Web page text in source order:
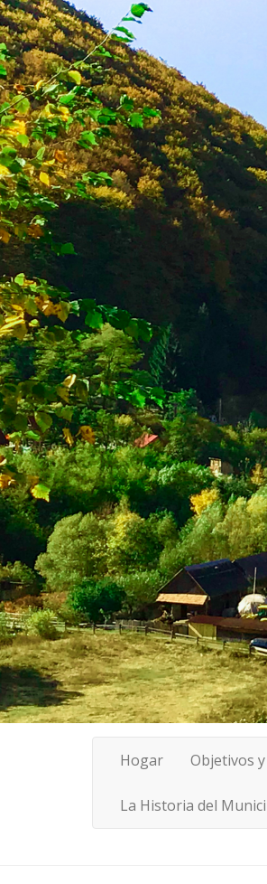
Hogar Objetivos
La Historia del